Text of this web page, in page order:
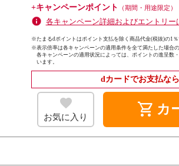
+キャンペーンポイント
（期間・用途限定）
各キャンペーン詳細およびエントリー
※たまるdポイントはポイント支払を除く商品代金(税抜)の1％
※表示倍率は各キャンペーンの適用条件を全て満たした場合の
各キャンペーンの適用状況によっては、ポイントの進呈数
います。
dカードでお支払な
お気に入り shopping_cart カ